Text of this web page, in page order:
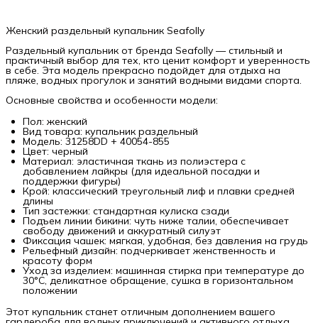
Женский раздельный купальник Seafolly
Раздельный купальник от бренда Seafolly — стильный и
практичный выбор для тех, кто ценит комфорт и уверенность
в себе. Эта модель прекрасно подойдет для отдыха на
пляже, водных прогулок и занятий водными видами спорта.
Основные свойства и особенности модели:
Пол: женский
Вид товара: купальник раздельный
Модель: 31258DD + 40054-855
Цвет: черный
Материал: эластичная ткань из полиэстера с
добавлением лайкры (для идеальной посадки и
поддержки фигуры)
Крой: классический треугольный лиф и плавки средней
длины
Тип застежки: стандартная кулиска сзади
Подъем линии бикини: чуть ниже талии, обеспечивает
свободу движений и аккуратный силуэт
Фиксация чашек: мягкая, удобная, без давления на грудь
Рельефный дизайн: подчеркивает женственность и
красоту форм
Уход за изделием: машинная стирка при температуре до
30°C, деликатное обращение, сушка в горизонтальном
положении
Этот купальник станет отличным дополнением вашего